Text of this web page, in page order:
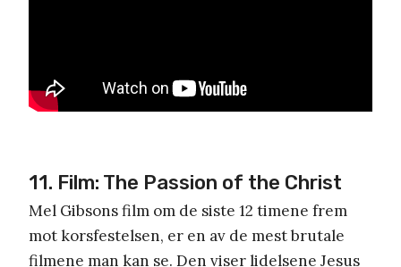
11. Film: The Passion of the Christ
Mel Gibsons film om de siste 12 timene frem
mot korsfestelsen, er en av de mest brutale
filmene man kan se. Den viser lidelsene Jesus